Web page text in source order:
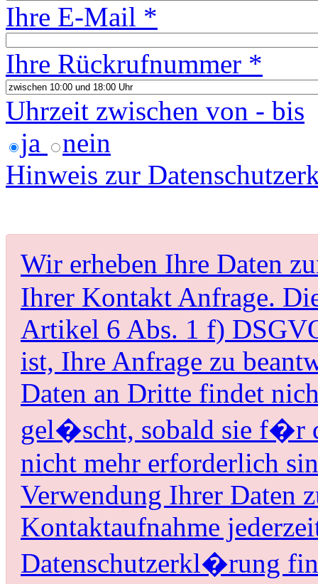
Ihre E-Mail *
Ihre Rückrufnummer *
Uhrzeit zwischen von - bis
ja
nein
Hinweis zur
Wir erheben Ihre Daten
Ihrer Kontakt Anfrage.
Artikel 6 Abs. 1 f)
ist, Ihre Anfrage zu
Daten an Dritte findet
gel�scht, sobald sie f�r
nicht mehr erforderlich
Verwendung Ihrer Daten
Kontaktaufnahme
Datenschutzerkl�rung